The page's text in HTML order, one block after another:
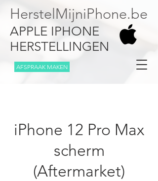
HerstelMijniPhone.be
APPLE IPHONE
HERSTELLINGEN
AFSPRAAK MAKEN
iPhone 12 Pro Max
scherm
(Aftermarket)